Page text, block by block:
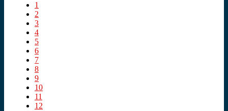
1
2
3
4
5
6
7
8
9
10
11
12